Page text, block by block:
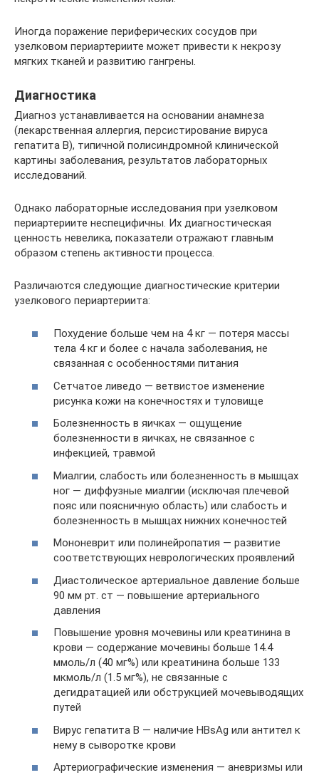
Иногда поражение периферических сосудов при
узелковом периартериите может привести к некрозу
мягких тканей и развитию гангрены.
Диагностика
Диагноз устанавливается на основании анамнеза
(лекарственная аллергия, персистирование вируса
гепатита B), типичной полисиндромной клинической
картины заболевания, результатов лабораторных
исследований.
Однако лабораторные исследования при узелковом
периартериите неспецифичны. Их диагностическая
ценность невелика, показатели отражают главным
образом степень активности процесса.
Различаются следующие диагностические критерии
узелкового периартериита:
Похудение больше чем на 4 кг — потеря массы
тела 4 кг и более с начала заболевания, не
связанная с особенностями питания
Сетчатое ливедо — ветвистое изменение
рисунка кожи на конечностях и туловище
Болезненность в яичках — ощущение
болезненности в яичках, не связанное с
инфекцией, травмой
Миалгии, слабость или болезненность в мышцах
ног — диффузные миалгии (исключая плечевой
пояс или поясничную область) или слабость и
болезненность в мышцах нижних конечностей
Мононеврит или полинейропатия — развитие
соответствующих неврологических проявлений
Диастолическое артериальное давление больше
90 мм рт. ст — повышение артериального
давления
Повышение уровня мочевины или креатинина в
крови — содержание мочевины больше 14.4
ммоль/л (40 мг%) или креатинина больше 133
мкмоль/л (1.5 мг%), не связанные с
дегидратацией или обструкцией мочевыводящих
путей
Вирус гепатита B — наличие HBsAg или антител к
нему в сыворотке крови
Артериографические изменения — аневризмы или